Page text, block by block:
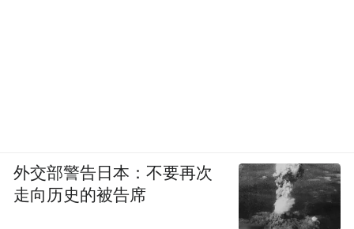
外交部警告日本：不要再次
走向历史的被告席